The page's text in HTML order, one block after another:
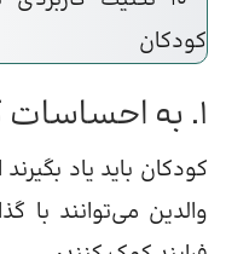
۱. به احساسات کودک برچسب بزنید
کودکان باید یاد
والدین می‌توانند با